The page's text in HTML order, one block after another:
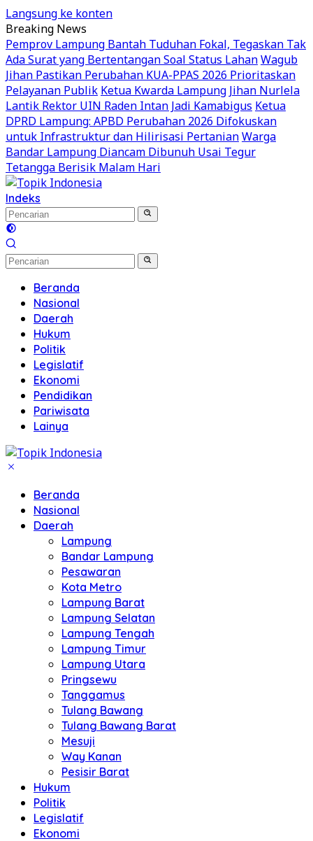
Langsung ke konten
Breaking News
Pemprov Lampung Bantah Tuduhan Fokal, Tegaskan Tak
Ada Surat yang Bertentangan Soal Status LahanWagub
Jihan Pastikan Perubahan KUA-PPAS 2026 Prioritaskan
Pelayanan Publik Ketua Kwarda Lampung Jihan Nurlela
Lantik Rektor UIN Raden Intan Jadi Kamabigus Ketua
DPRD Lampung: APBD Perubahan 2026 Difokuskan
untuk Infrastruktur dan Hilirisasi PertanianWarga
Bandar Lampung Diancam Dibunuh Usai Tegur
Tetangga Berisik Malam Hari
Indeks
Beranda
Nasional
Daerah
Hukum
Politik
Legislatif
Ekonomi
Pendidikan
Pariwisata
Lainya
Beranda
Nasional
Daerah
Lampung
Bandar Lampung
Pesawaran
Kota Metro
Lampung Barat
Lampung Selatan
Lampung Tengah
Lampung Timur
Lampung Utara
Pringsewu
Tanggamus
Tulang Bawang
Tulang Bawang Barat
Mesuji
Way Kanan
Pesisir Barat
Hukum
Politik
Legislatif
Ekonomi